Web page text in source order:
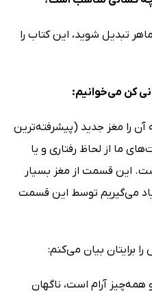
تبدیل شوید، این کتاب را
کن می‌خوانیم:
را مغز جدید (پیشرفته‌ترین
ما از لحاظ رفتاری و یا
این قسمت از مغز بسیار
می‌گیریم توسط این قسمت
برایتان بیان می‌کنم:
آرام است، ناگهان